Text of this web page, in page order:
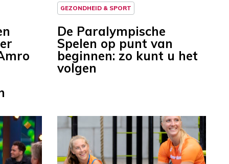
GEZONDHEID & SPORT
De Paralympische
Spelen op punt van
beginnen: zo kunt u het
volgen